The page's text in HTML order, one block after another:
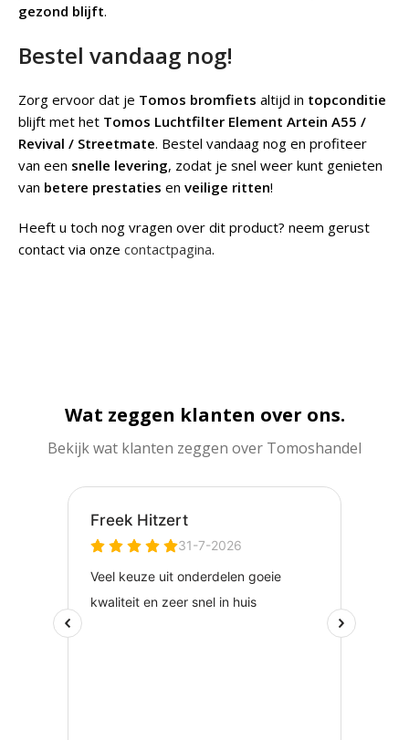
gezond blijft.
Bestel vandaag nog!
Zorg ervoor dat je Tomos bromfiets altijd in topconditie
blijft met het Tomos Luchtfilter Element Artein A55 /
Revival / Streetmate. Bestel vandaag nog en profiteer
van een snelle levering, zodat je snel weer kunt genieten
van betere prestaties en veilige ritten!
Heeft u toch nog vragen over dit product? neem gerust
contact via onze contactpagina.
Wat zeggen klanten over ons.
Bekijk wat klanten zeggen over Tomoshandel